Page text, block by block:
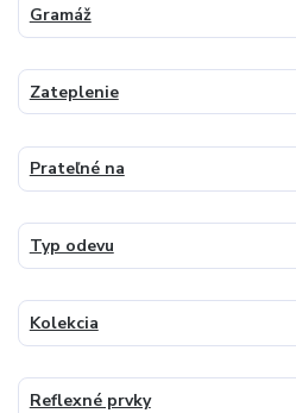
Gramáž
Zateplenie
Prateľné na
Typ odevu
Kolekcia
Reflexné prvky